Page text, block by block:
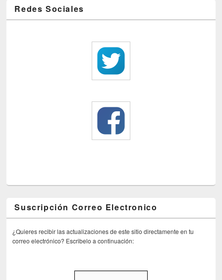
Redes Sociales
Suscripción Correo Electronico
¿Quieres recibir las actualizaciones de este sitio directamente en tu
correo electrónico? Escribelo a continuación: